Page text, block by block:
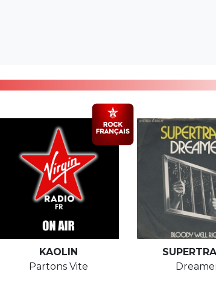
KAOLIN
Partons Vite